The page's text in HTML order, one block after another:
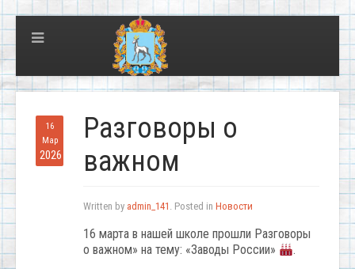
16
Мар
2026
Разговоры о
важном
Written by admin_141 . Posted in Новости
16 марта в нашей школе прошли Разговоры
о важном» на тему: «Заводы России»
.